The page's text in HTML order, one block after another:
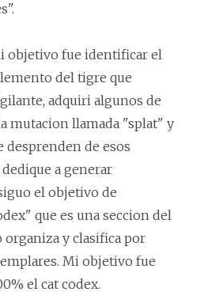
objetivo fue identificar el
del tigre que
adquiri algunos de
mutacion llamada "splat" y
desprenden de esos
a generar
el objetivo de
que es una seccion del
y clasifica por
Mi objetivo fue
el cat codex.